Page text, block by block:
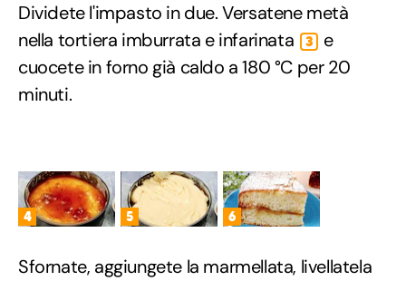
Dividete l'impasto in due. Versatene metà
nella tortiera imburrata e infarinata
3
e
cuocete in forno già caldo a 180 °C per 20
minuti.
4 5 6
Sfornate, aggiungete la marmellata, livellatela